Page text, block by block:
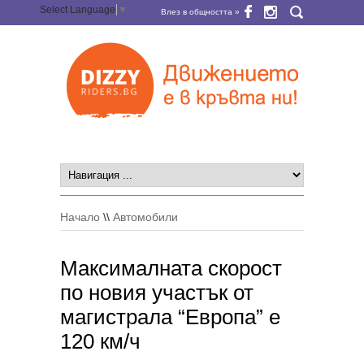
Select Language ▼ Влез в общността »
Начало \\ Автомобили
Максималната скорост
по новия участък от
магистрала “Европа” е
120 км/ч